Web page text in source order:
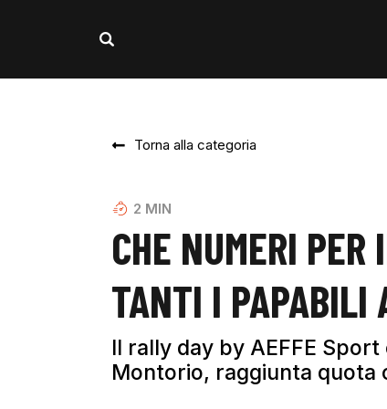
Torna alla categoria
2 MIN
CHE NUMERI
TANTI I PAPABILI
Il rally day by AEFFE
Montorio, raggiunta quota